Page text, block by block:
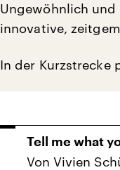
Ungewöhnlich
innovative,
In der Kurzstrecke
Tell me what
Von Vivien